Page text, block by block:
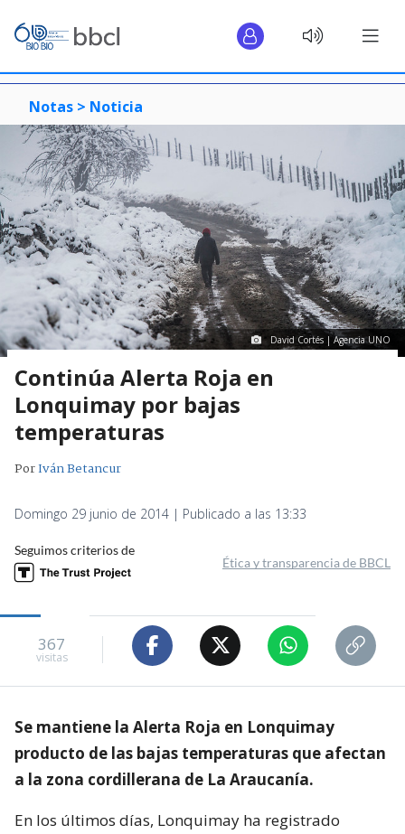
Notas > Noticia
David Cortés | Agencia UNO
Continúa Alerta Roja en
Lonquimay por bajas
temperaturas
PorIván Betancur
Domingo 29 junio de 2014 | Publicado a las 13:33
Seguimos criterios de
Ética y transparencia de BBCL
367
visitas
Se mantiene la Alerta Roja en Lonquimay
producto de las bajas temperaturas que afectan
a la zona cordillerana de La Araucanía.
En los últimos días, Lonquimay ha registrado